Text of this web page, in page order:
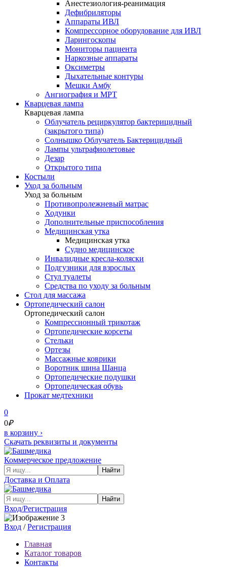
Анестезиология-реанимация
Дефибриляторы
Аппараты ИВЛ
Компрессорное оборудование для ИВЛ
Ларингоскопы
Мониторы пациента
Наркозные аппараты
Оксиметры
Дыхательные контуры
Мешки Амбу
Ангиография и МРТ
Кварцевая лампа
Кварцевая лампа
Облучатель рециркулятор бактерицидный
(закрытого типа)
Солнышко Облучатель Бактерицидный
Лампы ультрафиолетовые
Дезар
Открытого типа
Костыли
Уход за больным
Уход за больным
Противопролежневый матрас
Ходунки
Дополнительные приспособления
Медицинская утка
Медицинская утка
Судно медицинское
Инвалидные кресла-коляски
Подгузники для взрослых
Стул туалеты
Средства по уходу за больным
Cтол для массажа
Ортопедический салон
Ортопедический салон
Компрессионный трикотаж
Ортопедические корсеты
Стельки
Ортезы
Массажные коврики
Воротник шина Шанца
Ортопедические подушки
Ортопедическая обувь
Прокат медтехники
0
0₽
в корзину ›
Скачать реквизиты и документы
Коммерческое предложение
Найти
Доставка и Оплата
Найти
Вход/Регистрация
Вход /Регистрация
Главная
Каталог товаров
Контакты